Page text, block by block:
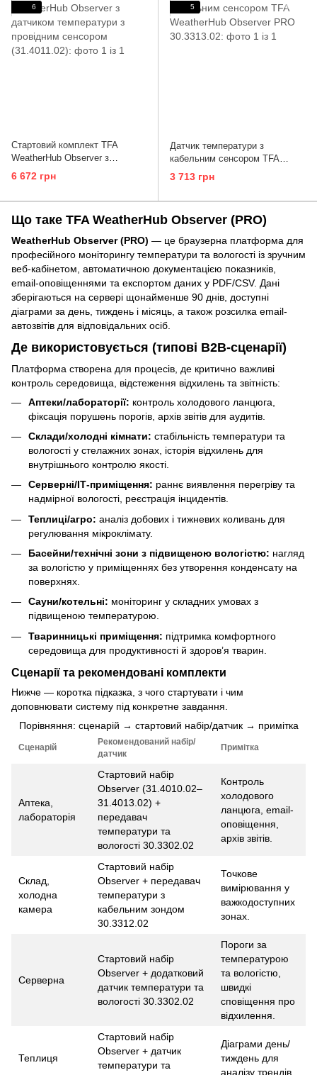
6
Стартовий комплект TFA
WeatherHub Observer з
датчиком температури з
провідним сенсором
6 672 грн
5
Датчик температури з
кабельним сенсором TFA
WeatherHub Observer PRO
30.3313.02
3 713 грн
Що таке TFA WeatherHub Observer (PRO)
WeatherHub Observer (PRO) — це браузерна платформа для
професійного моніторингу температури та вологості із зручним
веб-кабінетом, автоматичною документацією показників,
email-оповіщеннями та експортом даних у PDF/CSV. Дані
зберігаються на сервері щонайменше 90 днів, доступні
діаграми за день, тиждень і місяць, а також розсилка email-
автозвітів для відповідальних осіб.
Де використовується (типові B2B-сценарії)
Платформа створена для процесів, де критично важливі
контроль середовища, відстеження відхилень та звітність:
Аптеки/лабораторії: контроль холодового ланцюга,
фіксація порушень порогів, архів звітів для аудитів.
Склади/холодні кімнати: стабільність температури та
вологості у стелажних зонах, історія відхилень для
внутрішнього контролю якості.
Серверні/ІТ-приміщення: раннє виявлення перегріву та
надмірної вологості, реєстрація інцидентів.
Теплиці/агро: аналіз добових і тижневих коливань для
регулювання мікроклімату.
Басейни/технічні зони з підвищеною вологістю: нагляд
за вологістю у приміщеннях без утворення конденсату на
поверхнях.
Сауни/котельні: моніторинг у складних умовах з
підвищеною температурою.
Тваринницькі приміщення: підтримка комфортного
середовища для продуктивності й здоров’я тварин.
Сценарії та рекомендовані комплекти
Нижче — коротка підказка, з чого стартувати і чим
доповнювати систему під конкретне завдання.
Порівняння: сценарій → стартовий набір/датчик → примітка
Сценарій
Рекомендований набір/
датчик
Примітка
Аптека,
лабораторія
Стартовий набір
Observer (31.4010.02–
31.4013.02) +
передавач
температури та
вологості 30.3302.02
Контроль
холодового
ланцюга, email-
оповіщення,
архів звітів.
Склад,
холодна
камера
Стартовий набір
Observer + передавач
температури з
кабельним зондом
30.3312.02
Точкове
вимірювання у
важкодоступних
зонах.
Серверна
Стартовий набір
Observer + додатковий
датчик температури та
вологості 30.3302.02
Пороги за
температурою
та вологістю,
швидкі
сповіщення про
відхилення.
Теплиця
Стартовий набір
Observer + датчик
температури та
Діаграми день/
тиждень для
аналізу трендів.